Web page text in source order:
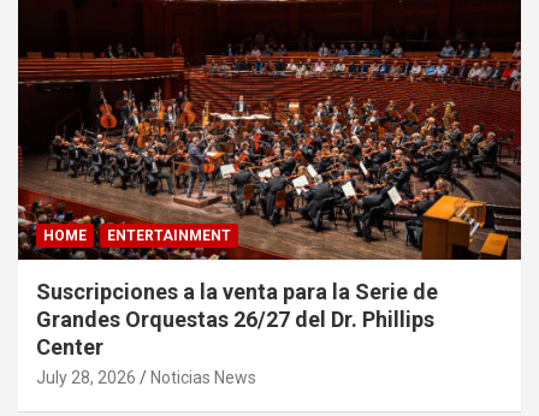
HOME ENTERTAINMENT
Suscripciones a la venta para la Serie de
Grandes Orquestas 26/27 del Dr. Phillips
Center
July 28, 2026 Noticias News